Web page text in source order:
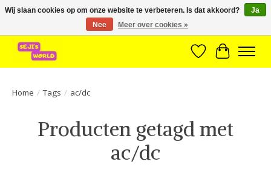
Brede assortiment direct leverbaar uit voorraad!
Verlanglijst
Home / Tags / ac/dc
Producten getagd met
ac/dc
Wij slaan cookies op om onze website te verbeteren. Is dat akkoord?
Ja
Nee
Meer over cookies »